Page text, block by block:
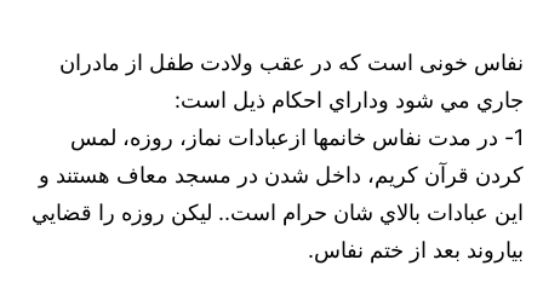
نفاس خونی است كه در عقب ولادت طفل از مادران
جاري مي شود وداراي احكام ذيل است:
1- در مدت نفاس خانمها ازعبادات نماز، روزه، لمس
كردن قرآن كريم، داخل شدن در مسجد معاف هستند و
اين عبادات بالاي شان حرام است.. ليكن روزه را قضايي
بياروند بعد از ختم نفاس.